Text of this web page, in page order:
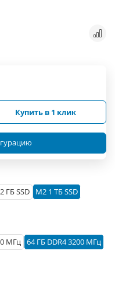
Купить в 1 клик
ГБ SSD
M2 1 ТБ SSD
МГц 64 ГБ DDR4 3200 МГц